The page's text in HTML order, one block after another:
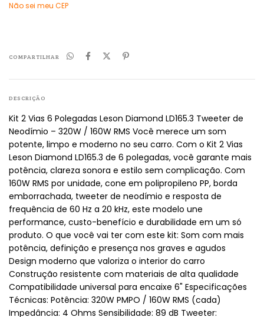
Não sei meu CEP
COMPARTILHAR
DESCRIÇÃO
Kit 2 Vias 6 Polegadas Leson Diamond LD165.3 Tweeter de
Neodímio – 320W / 160W RMS Você merece um som
potente, limpo e moderno no seu carro. Com o Kit 2 Vias
Leson Diamond LD165.3 de 6 polegadas, você garante mais
potência, clareza sonora e estilo sem complicação. Com
160W RMS por unidade, cone em polipropileno PP, borda
emborrachada, tweeter de neodímio e resposta de
frequência de 60 Hz a 20 kHz, este modelo une
performance, custo-benefício e durabilidade em um só
produto. O que você vai ter com este kit: Som com mais
potência, definição e presença nos graves e agudos
Design moderno que valoriza o interior do carro
Construção resistente com materiais de alta qualidade
Compatibilidade universal para encaixe 6" Especificações
Técnicas: Potência: 320W PMPO / 160W RMS (cada)
Impedância: 4 Ohms Sensibilidade: 89 dB Tweeter: